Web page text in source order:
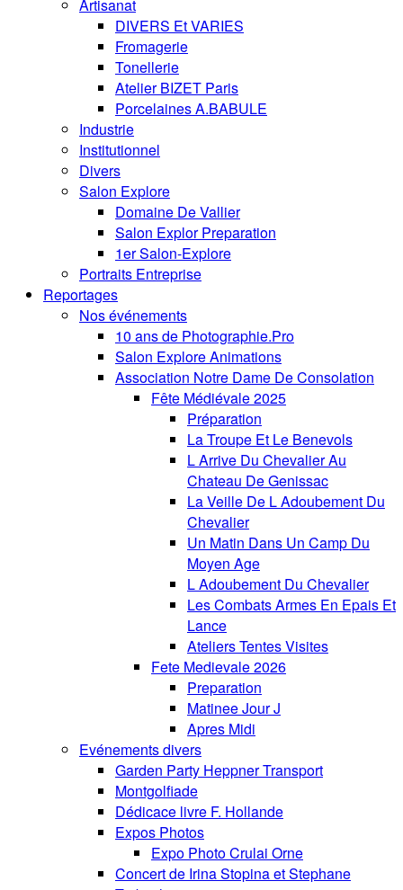
Artisanat
DIVERS Et VARIES
Fromagerie
Tonellerie
Atelier BIZET Paris
Porcelaines A.BABULE
Industrie
Institutionnel
Divers
Salon Explore
Domaine De Vallier
Salon Explor Preparation
1er Salon-Explore
Portraits Entreprise
Reportages
Nos événements
10 ans de Photographie.Pro
Salon Explore Animations
Association Notre Dame De Consolation
Fête Médiévale 2025
Préparation
La Troupe Et Le Benevols
L Arrive Du Chevalier Au
Chateau De Genissac
La Veille De L Adoubement Du
Chevalier
Un Matin Dans Un Camp Du
Moyen Age
L Adoubement Du Chevalier
Les Combats Armes En Epais Et
Lance
Ateliers Tentes Visites
Fete Medievale 2026
Preparation
Matinee Jour J
Apres Midi
Evénements divers
Garden Party Heppner Transport
Montgolfiade
Dédicace livre F. Hollande
Expos Photos
Expo Photo Crulai Orne
Concert de Irina Stopina et Stephane